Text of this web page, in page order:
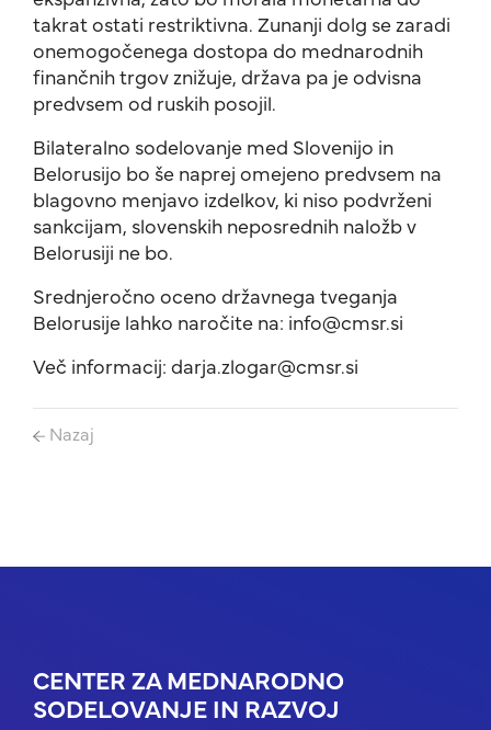
takrat ostati restriktivna. Zunanji dolg se zaradi
onemogočenega dostopa do mednarodnih
finančnih trgov znižuje, država pa je odvisna
predvsem od ruskih posojil.
Bilateralno sodelovanje med Slovenijo in
Belorusijo bo še naprej omejeno predvsem na
blagovno menjavo izdelkov, ki niso podvrženi
sankcijam, slovenskih neposrednih naložb v
Belorusiji ne bo.
Srednjeročno oceno državnega tveganja
Belorusije lahko naročite na: info@cmsr.si
Več informacij: darja.zlogar@cmsr.si
Nazaj
CENTER ZA MEDNARODNO
SODELOVANJE IN RAZVOJ